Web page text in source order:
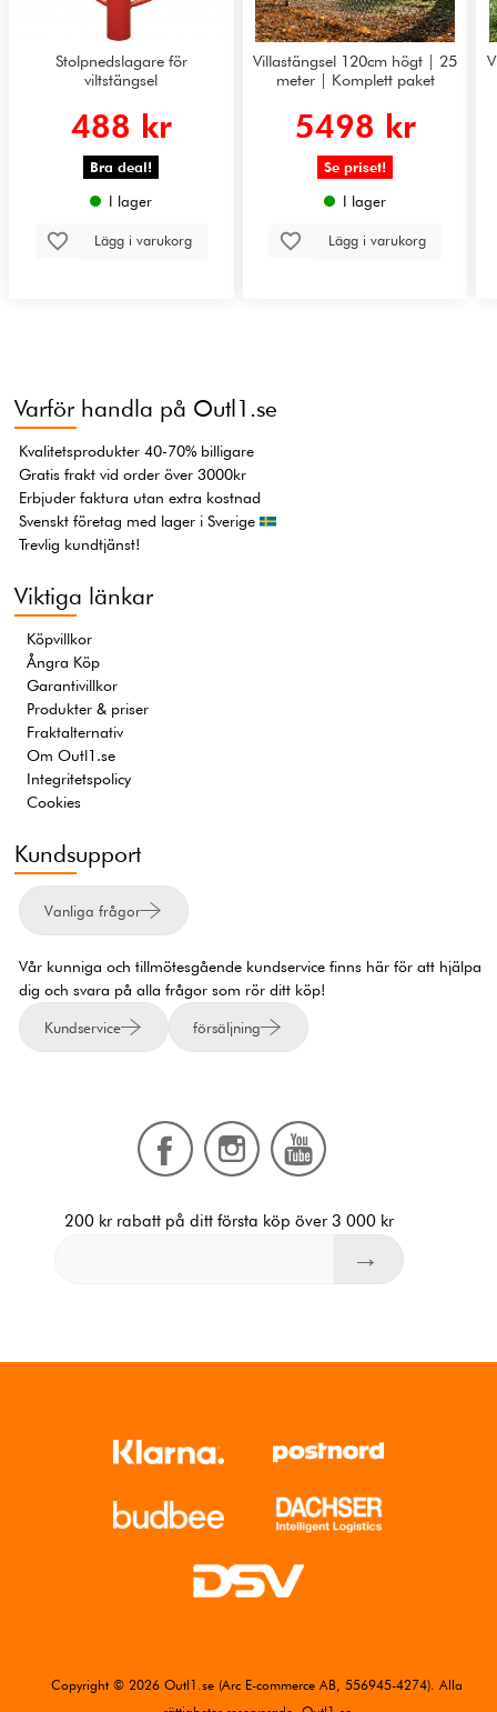
Stolpnedslagare för
viltstängsel
488 kr
Bra deal!
I lager
Lägg i varukorg
Villastängsel 120cm högt | 25
meter | Komplett paket
5498 kr
Se priset!
I lager
Lägg i varukorg
Varför handla på Outl1.se
Kvalitetsprodukter 40-70% billigare
Gratis frakt vid order över 3000kr
Erbjuder faktura utan extra kostnad
Svenskt företag med lager i Sverige
Trevlig kundtjänst!
Viktiga länkar
Köpvillkor
Ångra Köp
Garantivillkor
Produkter & priser
Fraktalternativ
Om Outl1.se
Integritetspolicy
Cookies
Kundsupport
Vanliga frågor
Vår kunniga och tillmötesgående kundservice finns här för att hjälpa
dig och svara på alla frågor som rör ditt köp!
Kundservice försäljning
200 kr rabatt på ditt första köp över 3 000 kr
Copyright © 2026 Outl1.se (Arc E-commerce AB, 556945-4274). Alla